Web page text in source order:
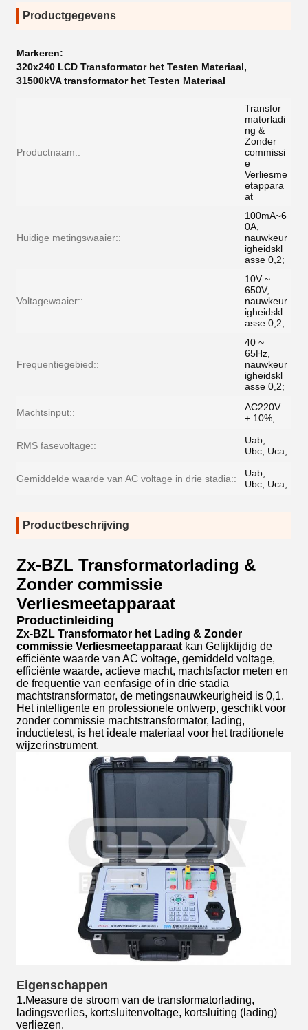
Productgegevens
Markeren:
320x240 LCD Transformator het Testen Materiaal,
31500kVA transformator het Testen Materiaal
Productnaam::
Transfor
matorladi
ng &
Zonder
commissi
e
Verliesme
etappara
at
Huidige metingswaaier::
100mA~6
0A,
nauwkeur
igheidskl
asse 0,2;
Voltagewaaier::
10V ~
650V,
nauwkeur
igheidskl
asse 0,2;
Frequentiegebied::
40 ~
65Hz,
nauwkeur
igheidskl
asse 0,2;
Machtsinput::
AC220V
± 10%;
RMS fasevoltage::
Uab,
Ubc, Uca;
Gemiddelde waarde van AC voltage in drie stadia::
Uab,
Ubc, Uca;
Productbeschrijving
Zx-BZL Transformatorlading &
Zonder commissie
Verliesmeetapparaat
Productinleiding
Zx-BZL Transformator het Lading & Zonder
commissie Verliesmeetapparaat kan Gelijktijdig de
efficiënte waarde van AC voltage, gemiddeld voltage,
efficiënte waarde, actieve macht, machtsfactor meten en
de frequentie van eenfasige of in drie stadia
machtstransformator, de metingsnauwkeurigheid is 0,1.
Het intelligente en professionele ontwerp, geschikt voor
zonder commissie machtstransformator, lading,
inductietest, is het ideale materiaal voor het traditionele
wijzerinstrument.
Eigenschappen
1.Measure de stroom van de transformatorlading,
ladingsverlies, kort:sluitenvoltage, kortsluiting (lading)
verliezen.